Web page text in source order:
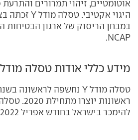
אוטומטיים, זיהוי תמרורים
NCAP.
מידע כללי אודות טסלה מודל Y
להימכר בישראל בחודש אפריל 2022.